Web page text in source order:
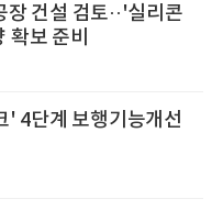
건설 검토··'실리콘
확보 준비
' 4단계 보행기능개선